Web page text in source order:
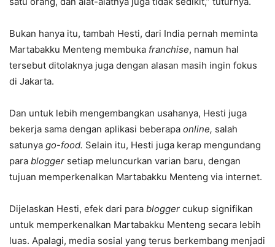
Bukan hanya itu, tambah Hesti, dari India pernah meminta
Martabakku Menteng membuka franchise, namun hal
tersebut ditolaknya juga dengan alasan masih ingin fokus
di Jakarta.
Dan untuk lebih mengembangkan usahanya, Hesti juga
bekerja sama dengan aplikasi beberapa online, salah
satunya go-food. Selain itu, Hesti juga kerap mengundang
para blogger setiap meluncurkan varian baru, dengan
tujuan memperkenalkan Martabakku Menteng via internet.
Dijelaskan Hesti, efek dari para blogger cukup signifikan
untuk memperkenalkan Martabakku Menteng secara lebih
luas. Apalagi, media sosial yang terus berkembang menjadi